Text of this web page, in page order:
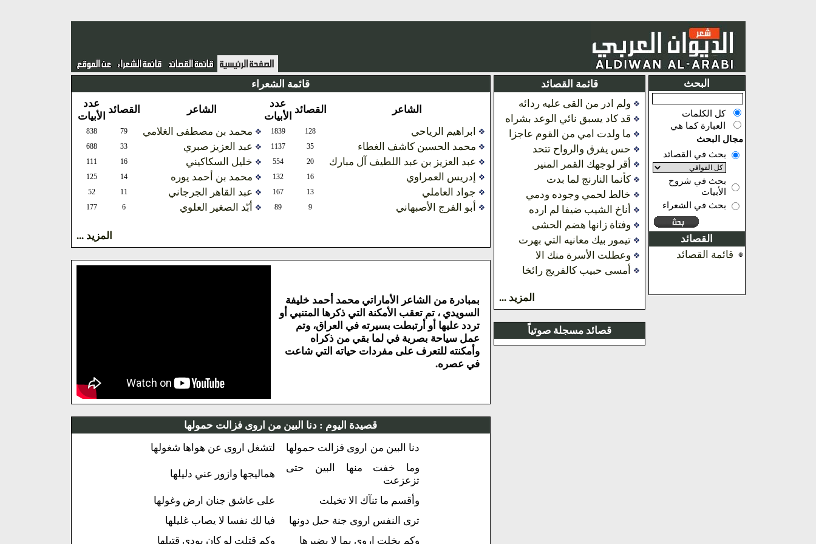
البحث
كل الكلمات
العبارة كما هي
مجال البحث
بحث في القصائد
بحث في شروح
الأبيات
بحث في الشعراء
القصائد
قائمة القصائد
قائمة القصائد
ولم ادر من القى عليه ردائه
قد كاد يسبق نائي الوعد بشراه
ما ولدت امي من القوم عاجزا
حس يفرق والرواح تتحد
أقر لوجهك القمر المنير
كأنما النارنج لما بدت
خالط لحمي وجوده ودمي
أناخ الشيب ضيفا لم ارده
وفتاة زانها هضم الحشى
تيمور بيك معانيه التي بهرت
وعطلت الأسرة منك الا
أمسى حبيب كالفريج رائخا
المزيد ...
قصائد مسجلة صوتياً
قائمة الشعراء
الشاعر القصائد
عدد
الأبيات
الشاعر القصائد
عدد
الأبيات
ابراهيم الرياحي
128
1839 محمد بن مصطفى الغلامي 79
838
محمد الحسين كاشف الغطاء 35
1137 عبد العزيز صبري 33
688
عبد العزيز بن عبد اللطيف آل مبارك 20
554 خليل السكاكيني 16
111
إدريس العمراوي 16
132 محمد بن أحمد يوره 14
125
جواد العاملي 13
167 عبد القاهر الجرجاني 11
52
أبو الفرج الأصبهاني 9
89 أبّد الصغير العلوي 6
177
المزيد ...
بمبادرة من الشاعر الأماراتي محمد أحمد خليفة
السويدي ، تم تعقب الأمكنة التي ذكرها المتنبي أو
تردد عليها أو أرتبطت بسيرته في العراق، وتم
عمل سياحة بصرية في لما بقي من ذكراه
وأمكنته للتعرف على مفردات حياته التي شاعت
في عصره.
قصيدة اليوم : دنا البين من اروى فزالت حمولها
دنا البين من اروى فزالت حمولها
لتشغل اروى عن هواها شغولها
وما خفت منها البين حتى
تزعزعت
هماليجها وازور عني دليلها
وأقسم ما تنآك الا تخيلت
على عاشق جنان ارض وغولها
ترى النفس اروى جنة حيل دونها
فيا لك نفسا لا يصاب غليلها
وكم بخلت اروى بما لا يضيرها
وكم قتلت لو كان يودى قتيلها